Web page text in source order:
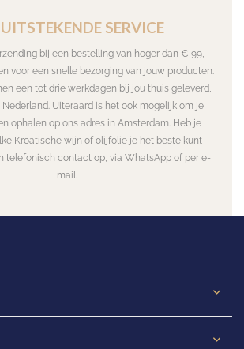
SERVICE
bij een bestelling van hoger dan € 99,-
voor een snelle bezorging van jouw producten.
een tot drie werkdagen bij jou thuis geleverd,
Uiteraard is het ook mogelijk om je
ophalen op ons adres in Amsterdam. Heb je
Kroatische wijn of olijfolie je het beste kunt
telefonisch contact op, via WhatsApp of per e-
mail.